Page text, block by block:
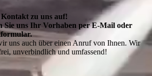
zu uns auf!
Sie uns Ihr Vorhaben per E-Mail oder
uns auch über einen Anruf von Ihnen. Wir
unverbindlich und umfassend!